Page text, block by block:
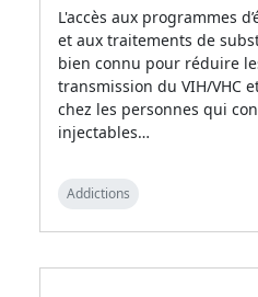
L'accès aux programmes
et aux traitements de
bien connu pour réduire
transmission du VIH/VHC
chez les personnes qui
injectables…
Addictions